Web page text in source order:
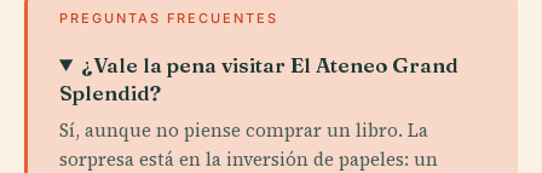
PREGUNTAS FRECUENTES
¿Vale la pena visitar El Ateneo Grand
Splendid?
Sí, aunque no piense comprar un libro. La
sorpresa está en la inversión de papeles: un